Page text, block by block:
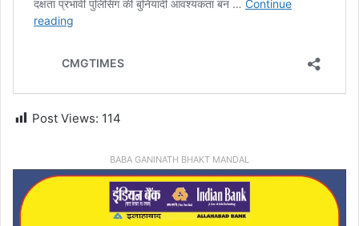
Post Views: 114
BABA GANINATH BHAKT MANDAL